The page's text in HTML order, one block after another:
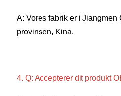
A: Vores fabrik er i Jiangmen
provinsen, Kina.
4. Q: Accepterer dit produkt